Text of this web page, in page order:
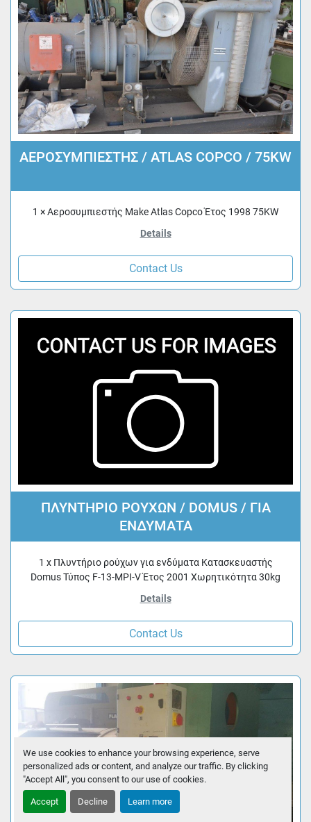
We use cookies to enhance your browsing experience, serve
personalized ads or content, and analyze our traffic. By clicking
"Accept All", you consent to our use of cookies.
Accept Decline Learn more
ΑΕΡΟΣΥΜΠΙΕΣΤΗΣ / ATLAS COPCO / 75KW
1 × Αεροσυμπιεστής Make Atlas Copco Έτος 1998 75KW
Details
Contact Us
ΠΛΥΝΤΗΡΙΟ ΡΟΥΧΩΝ / DOMUS / ΓΙΑ
ΕΝΔΥΜΑΤΑ
1 x Πλυντήριο ρούχων για ενδύματα Κατασκευαστής
Domus Τύπος F-13-MPI-V Έτος 2001 Χωρητικότητα 30kg
Details
Contact Us